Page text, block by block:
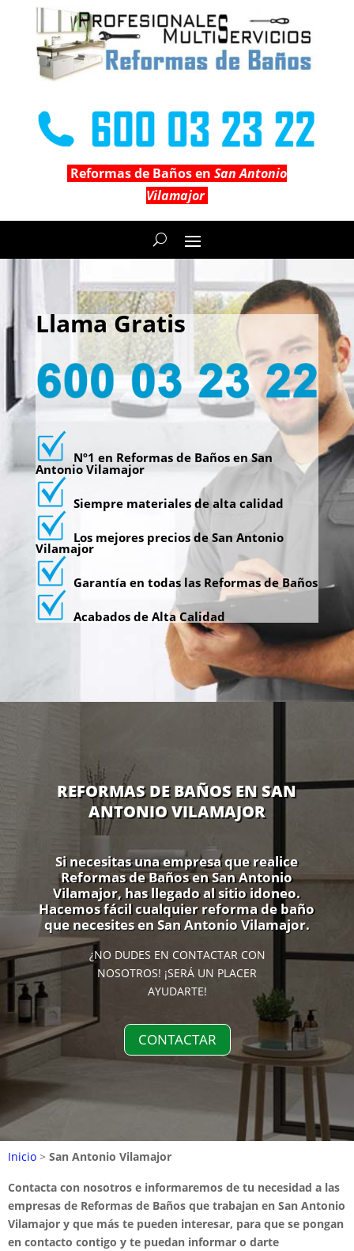
Reformas de Baños en San Antonio
Vilamajor
Llama Gratis
Nº1 en Reformas de Baños en San
Antonio Vilamajor
Siempre materiales de alta calidad
Los mejores precios de San Antonio
Vilamajor
Garantía en todas las Reformas de Baños
Acabados de Alta Calidad
REFORMAS DE BAÑOS EN SAN
ANTONIO VILAMAJOR
Si necesitas una empresa que realice
Reformas de Baños en San Antonio
Vilamajor, has llegado al sitio idoneo.
Hacemos fácil cualquier reforma de baño
que necesites en San Antonio Vilamajor.
¿NO DUDES EN CONTACTAR CON
NOSOTROS! ¡SERÁ UN PLACER
AYUDARTE!
CONTACTAR
Inicio > San Antonio Vilamajor
Contacta con nosotros e informaremos de tu necesidad a las
empresas de Reformas de Baños que trabajan en San Antonio
Vilamajor y que más te pueden interesar, para que se pongan
en contacto contigo y te puedan informar o darte